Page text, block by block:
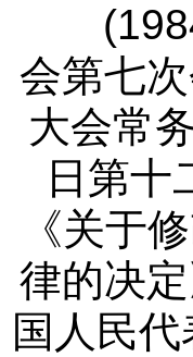
(1984
会第七
大会常
日第十
《关于
律的决
国人民